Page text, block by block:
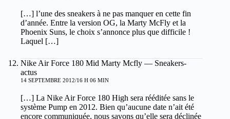
[…] l’une des sneakers à ne pas manquer en cette fin
d’année. Entre la version OG, la Marty McFly et la
Phoenix Suns, le choix s’annonce plus que difficile !
Laquel […]
Nike Air Force 180 Mid Marty Mcfly — Sneakers-
actus
14 SEPTEMBRE 2012/16 H 06 MIN
[…] La Nike Air Force 180 High sera rééditée sans le
système Pump en 2012. Bien qu’aucune date n’ait été
encore communiquée, nous savons qu’elle sera déclinée